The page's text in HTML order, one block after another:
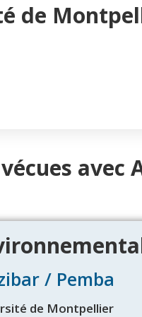
de
avec
/ Pemba
de Montpellier